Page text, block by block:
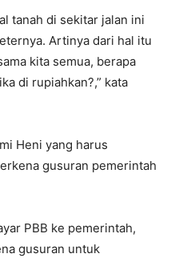
tanah di sekitar jalan ini
Artinya dari hal itu
kita semua, berapa
di rupiahkan?,” kata
Heni yang harus
gusuran pemerintah
PBB ke pemerintah,
gusuran untuk